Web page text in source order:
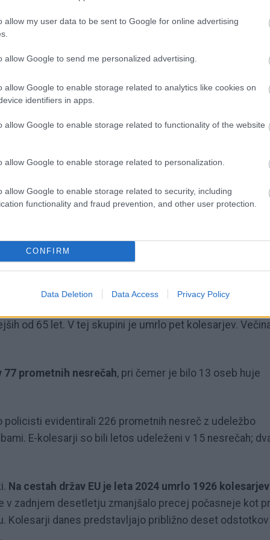
allow my user data to be sent to Google for online advertising
allow Google to send me personalized advertising.
allow Google to enable storage related to analytics like cookies on
identifiers in apps.
allow Google to enable storage related to functionality of the website
allow Google to enable storage related to personalization.
allow Google to enable storage related to security, including
functionality and fraud prevention, and other user protection.
CONFIRM
Data Deletion Data Access Privacy Policy
delavnice za starejše kolesarje, prva pa bo 12.
lani poslabšala. Zabeleženih je bilo 1364 prometnih
jih kar 58 odstotkov povzročili sami. V nesrečah je
leto prej. Hudo poškodovanih je bilo 238, lažje pa 971.
neprilagojena hitrost, napačna smer vožnje in
skupini od 45 do 54 let, medtem ko so bile
od 65 let. V tej skupini je umrlo pet kolesarjev.
prometnih nesrečah, pri čemer je bilo 13 oseb huje
evidentirali 226 prometnih nesreč z udeležbo
E-kolesarji so bili letos udeleženi v 15 nesrečah;
Na cestah držav EU je leta 2024 umrlo 1926 kolesarjev
v zadnjem desetletju zmanjšalo precej počasneje kot
Kolesarji danes predstavljajo približno deset odstotkov